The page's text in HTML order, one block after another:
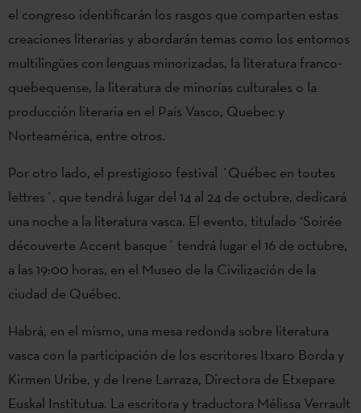
el congreso identificarán los rasgos que comparten estas
creaciones literarias y abordarán temas como los entornos
multilingües con lenguas minorizadas, la literatura franco-
quebequense, la literatura de minorías culturales o la
producción literaria en el País Vasco, Quebec y
Norteamérica, entre otros.
Por otro lado, el prestigioso festival ´Québec en toutes
lettres´, que tendrá lugar del 14 al 24 de octubre, dedicará
una noche a la literatura vasca. El evento, titulado ‘Soirée
découverte Accent basque´ tendrá lugar el 16 de octubre,
a las 19:00 horas, en el Museo de la Civilización de la
ciudad de Québec.
Habrá, en el mismo, una mesa redonda sobre literatura
vasca con la participación de los escritores Itxaro Borda y
Kirmen Uribe, y de Irene Larraza, Directora de Etxepare
Euskal Institutua. La escritora y traductora Mélissa Verrault